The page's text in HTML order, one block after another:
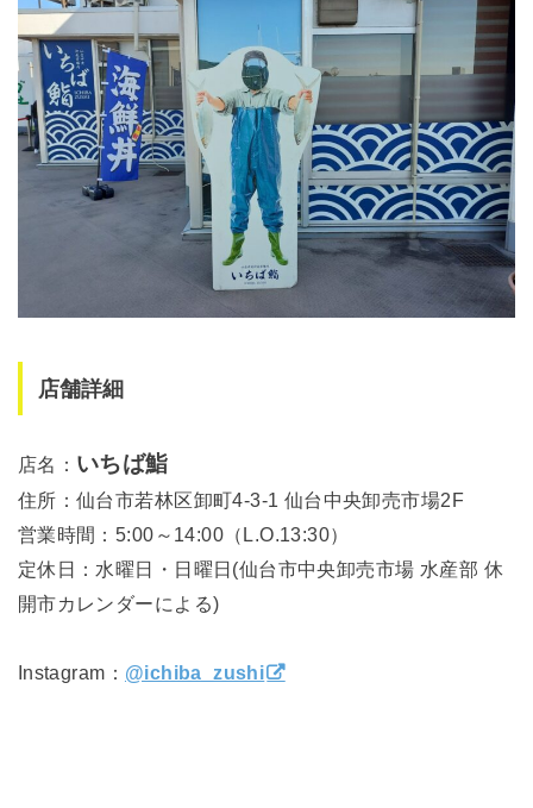
店舗詳細
店名： いちば鮨
住所：仙台市若林区卸町4-3-1 仙台中央卸売市場2F
営業時間：5:00～14:00（L.O.13:30）
定休日：水曜日・日曜日(仙台市中央卸売市場 水産部 休
開市カレンダーによる)
Instagram： @ichiba_zushi